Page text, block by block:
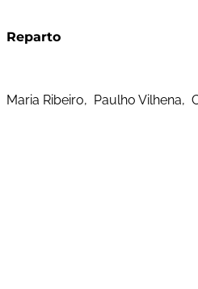
Reparto
Maria Ribeiro, Paulho Vilhena,